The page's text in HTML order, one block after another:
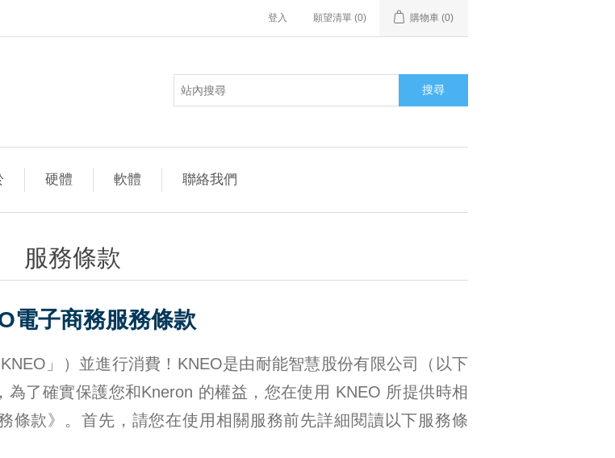
登入 願望清單 (0) 購物車 (0)
搜尋
硬體 軟體 聯絡我們
服務條款
電子商務服務條款
」）並進行消費！KNEO是由耐能智慧股份有限公司（以下
了確實保護您和Kneron 的權益，您在使用 KNEO 所提供時相
條款》。首先，請您在使用相關服務前先詳細閱讀以下服務條